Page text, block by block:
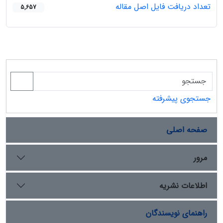
تعداد دریافت فایل اصل مقاله 5,657
جستجوی پیشرفته
صفحه اصلی
مرور
اطلاعات نشریه
راهنمای نویسندگان